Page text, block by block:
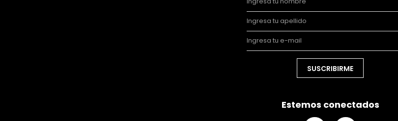
SUSCRIBIRME
Estemos conectados